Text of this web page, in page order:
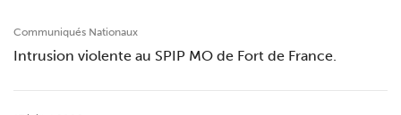
Communiqués Nationaux
Intrusion violente au SPIP MO de Fort de France.